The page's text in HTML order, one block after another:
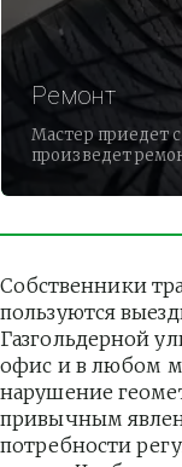
Ремонт
Мастер приедет
произведет
Собственники
пользуются
Газгольдерной
офис и в любом
нарушение
привычным
потребности